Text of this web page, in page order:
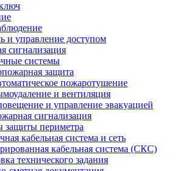
и управление доступом
сигнализация
системы
защита
пожаротушение
и вентиляция
и управление эвакуацией
сигнализация
защиты периметра
кабельная система и сеть
кабельная система (СКС)
технического задания